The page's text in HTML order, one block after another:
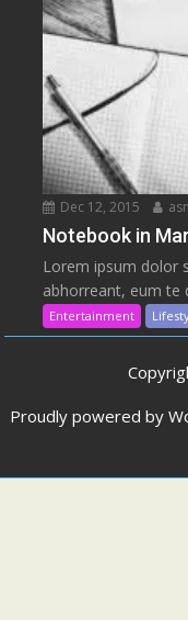
Dec 12, 2015
Notebook in
Lorem ipsum dolor
abhorreant, eum te
Entertainment
Proudly powered by